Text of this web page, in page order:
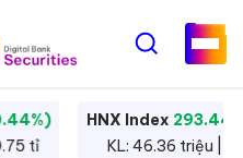
tỉ
HNX Index 293.44
KL: 46.36 triệu |